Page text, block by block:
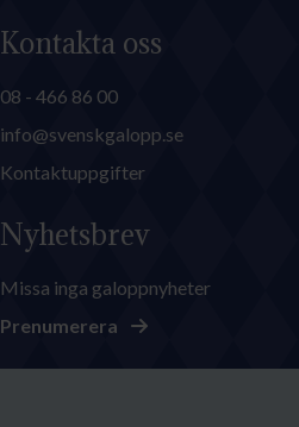
Kontakta oss
08 - 466 86 00
info@svenskgalopp.se
Kontaktuppgifter
Nyhetsbrev
Missa inga galoppnyheter
Prenumerera